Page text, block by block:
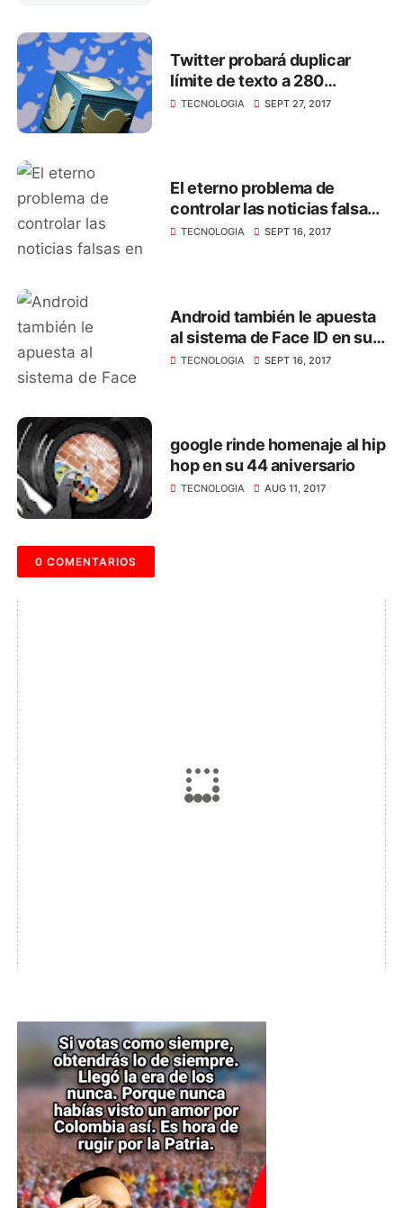
Twitter probará duplicar
límite de texto a 280
caracteres
TECNOLOGIA SEPT 27, 2017
El eterno problema de
controlar las noticias falsas
en Whatsapp
TECNOLOGIA SEPT 16, 2017
Android también le apuesta
al sistema de Face ID en sus
smartphone
TECNOLOGIA SEPT 16, 2017
google rinde homenaje al hip
hop en su 44 aniversario
TECNOLOGIA AUG 11, 2017
0 COMENTARIOS